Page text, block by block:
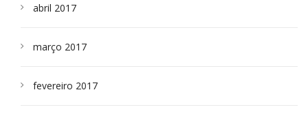
abril 2017
março 2017
fevereiro 2017